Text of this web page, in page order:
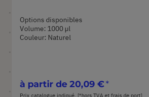
Options disponibles
Volume: 1000 µl
Couleur: Naturel
à partir de 20,09 €
Prix catalogue indiqué. [*hors TVA et frais de port]